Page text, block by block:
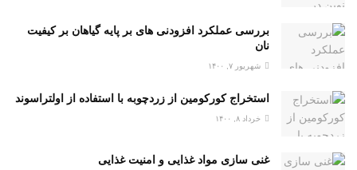
بررسی عملکرد افزودنی های بر پایه گیاهان بر کیفیت
نان
شهریور ۷, ۱۴۰۰
استخراج کورکومین از زردچوبه با استفاده از اولتراسوند
خرداد ۸, ۱۴۰۰
غنی سازی مواد غذایی و امنیت غذایی